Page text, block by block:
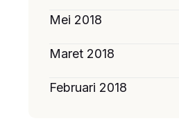
Mei 2018
Maret 2018
Februari 2018